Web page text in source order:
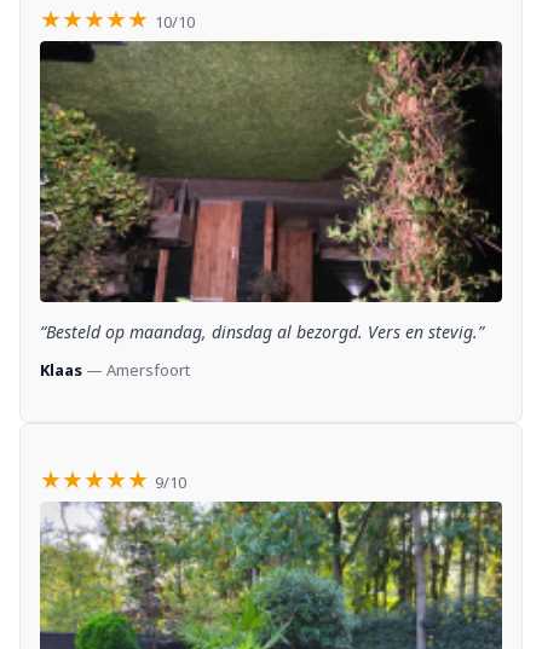
★★★★★ 10/10
“Besteld op maandag, dinsdag al bezorgd. Vers en stevig.”
Klaas — Amersfoort
★★★★★ 9/10